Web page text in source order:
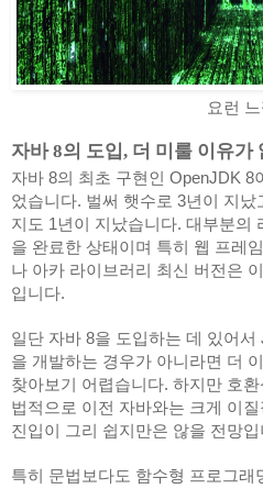
요런
자바 8의 도입, 더 미룰 이유가
자바 8의 최초 구현인 OpenJDK 8
었습니다. 벌써 햇수로 3년이 지
지도 1년이 지났습니다. 대부분의
을 완료한 상태이며 특히 웹 프레
나 아카 라이브러리 최신 버전은
입니다.
일단 자바 8을 도입하는 데 있어
을 개발하는 경우가 아니라면 더
찾아보기 어렵습니다. 하지만 호
법적으로 이전 자바와는 크게 이
진입이 그리 쉽지만은 않을 전망입
특히 문법보다도 함수형 프로그래